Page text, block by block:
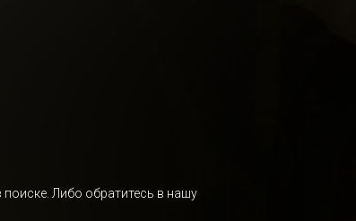
Либо обратитесь в нашу